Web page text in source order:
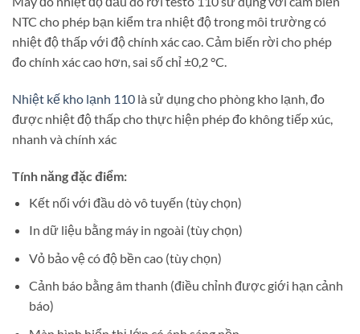
NTC cho phép bạn kiểm tra nhiệt độ trong môi trường có
nhiệt độ thấp với độ chính xác cao. Cảm biến rời cho phép
đo chính xác cao hơn, sai số chỉ ±0,2 °C.
Nhiệt kế kho lạnh 110 là sử dụng cho phòng kho lạnh, đo
được nhiệt độ thấp cho thực hiện phép đo không tiếp xúc,
nhanh và chính xác
Tính năng đặc điểm:
Kết nối với đầu dò vô tuyến (tùy chọn)
In dữ liệu bằng máy in ngoài (tùy chọn)
Vỏ bảo vệ có độ bền cao (tùy chọn)
Cảnh báo bằng âm thanh (điều chỉnh được giới hạn cảnh
báo)